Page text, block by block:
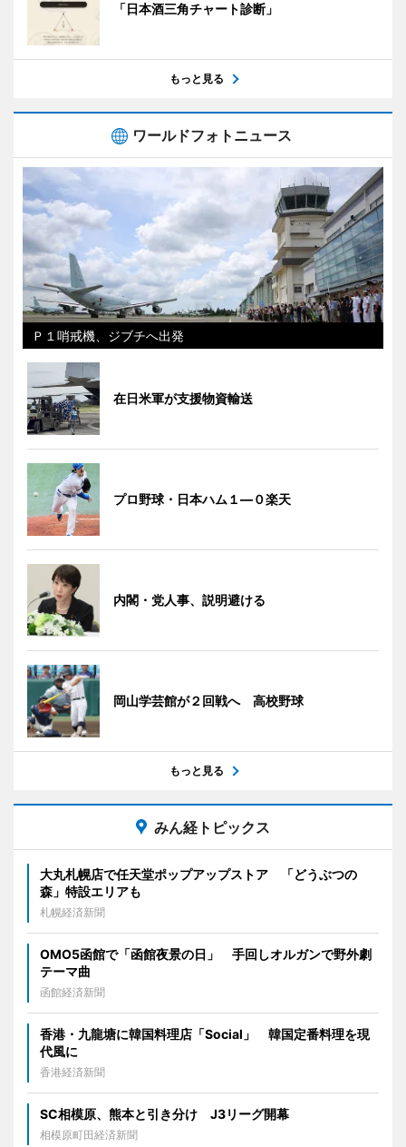
「日本酒三角チャート診断」
もっと見る
ワールドフォトニュース
Ｐ１哨戒機、ジブチへ出発
在日米軍が支援物資輸送
プロ野球・日本ハム１―０楽天
内閣・党人事、説明避ける
岡山学芸館が２回戦へ 高校野球
もっと見る
みん経トピックス
大丸札幌店で任天堂ポップアップストア 「どうぶつの
森」特設エリアも
札幌経済新聞
OMO5函館で「函館夜景の日」 手回しオルガンで野外劇
テーマ曲
函館経済新聞
香港・九龍塘に韓国料理店「Social」 韓国定番料理を現
代風に
香港経済新聞
SC相模原、熊本と引き分け J3リーグ開幕
相模原町田経済新聞